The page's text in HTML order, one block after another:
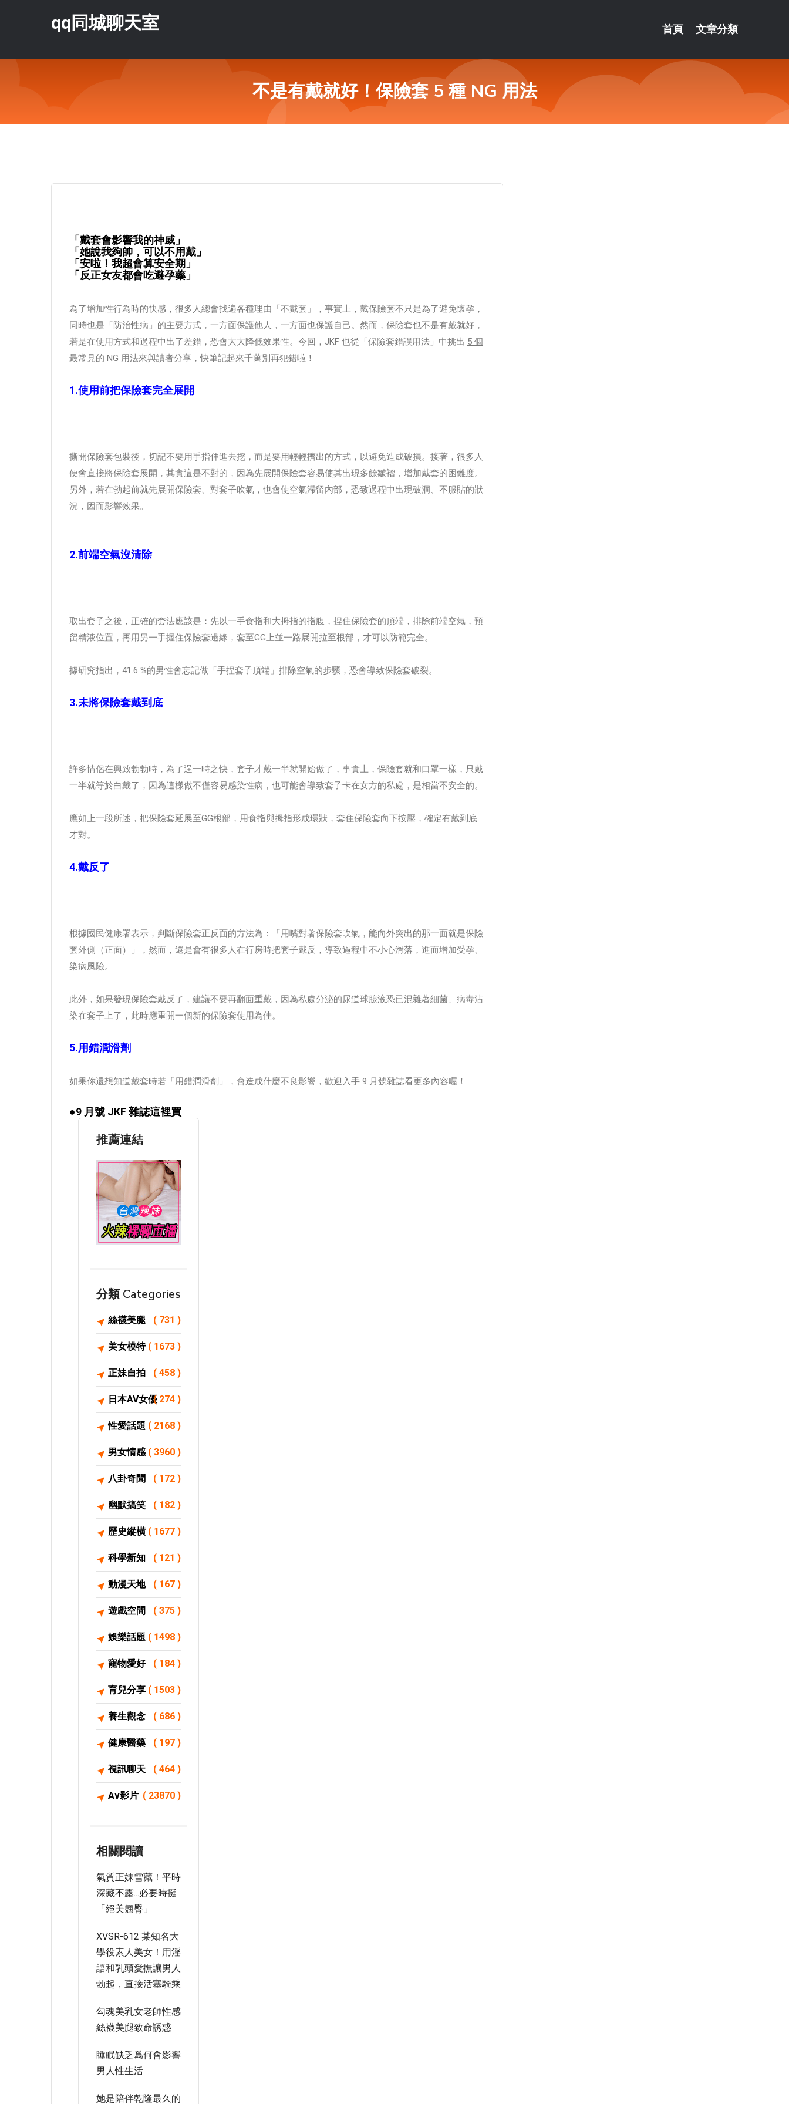
qq同城聊天室 首頁 文章分類
不是有戴就好！保險套 5 種 NG 用法
「戴套會影響我的神威」
「她說我夠帥，可以不用戴」
「安啦！我超會算安全期」
「反正女友都會吃避孕藥」
為了增加性行為時的快感，很多人總會找遍各種理由「不戴套」，事實上，戴保險套不只是為了避免懷孕，
同時也是「防治性病」的主要方式，一方面保護他人，一方面也保護自己。然而，保險套也不是有戴就好，
若是在使用方式和過程中出了差錯，恐會大大降低效果性。今回，JKF 也從「保險套錯誤用法」中挑出 5 個
最常見的 NG 用法來與讀者分享，快筆記起來千萬別再犯錯啦！
1.使用前把保險套完全展開
撕開保險套包裝後，切記不要用手指伸進去挖，而是要用輕輕擠出的方式，以避免造成破損。接著，很多人
便會直接將保險套展開，其實這是不對的，因為先展開保險套容易使其出現多餘皺褶，增加戴套的困難度。
另外，若在勃起前就先展開保險套、對套子吹氣，也會使空氣滯留內部，恐致過程中出現破洞、不服貼的狀
況，因而影響效果。
2.前端空氣沒清除
取出套子之後，正確的套法應該是：先以一手食指和大拇指的指腹，捏住保險套的頂端，排除前端空氣，預
留精液位置，再用另一手握住保險套邊緣，套至GG上並一路展開拉至根部，才可以防範完全。
據研究指出，41.6 %的男性會忘記做「手捏套子頂端」排除空氣的步驟，恐會導致保險套破裂。
3.未將保險套戴到底
許多情侶在興致勃勃時，為了逞一時之快，套子才戴一半就開始做了，事實上，保險套就和口罩一樣，只戴
一半就等於白戴了，因為這樣做不僅容易感染性病，也可能會導致套子卡在女方的私處，是相當不安全的。
應如上一段所述，把保險套延展至GG根部，用食指與拇指形成環狀，套住保險套向下按壓，確定有戴到底
才對。
4.戴反了
根據國民健康署表示，判斷保險套正反面的方法為：「用嘴對著保險套吹氣，能向外突出的那一面就是保險
套外側（正面）」，然而，還是會有很多人在行房時把套子戴反，導致過程中不小心滑落，進而增加受孕、
染病風險。
此外，如果發現保險套戴反了，建議不要再翻面重戴，因為私處分泌的尿道球腺液恐已混雜著細菌、病毒沾
染在套子上了，此時應重開一個新的保險套使用為佳。
5.用錯潤滑劑
如果你還想知道戴套時若「用錯潤滑劑」，會造成什麼不良影響，歡迎入手 9 月號雜誌看更多內容喔！
●9 月號 JKF 雜誌這裡買
推薦連結
分類 Categories
絲襪美腿 ( 731 )
美女模特 ( 1673 )
正妹自拍 ( 458 )
日本AV女優( 274 )
性愛話題 ( 2168 )
男女情感 ( 3960 )
八卦奇聞 ( 172 )
幽默搞笑 ( 182 )
歷史縱橫 ( 1677 )
科學新知 ( 121 )
動漫天地 ( 167 )
遊戲空間 ( 375 )
娛樂話題 ( 1498 )
寵物愛好 ( 184 )
育兒分享 ( 1503 )
養生觀念 ( 686 )
健康醫藥 ( 197 )
視訊聊天 ( 464 )
Av影片 ( 23870 )
相關閱讀
氣質正妹雪藏！平時
深藏不露...必要時挺
「絕美翹臀」
XVSR-612 某知名大
學役素人美女！用淫
語和乳頭愛撫讓男人
勃起，直接活塞騎乘
勾魂美乳女老師性感
絲襪美腿致命誘惑
睡眠缺乏爲何會影響
男人性生活
她是陪伴乾隆最久的